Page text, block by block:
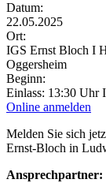
Datum:
22.05.2025
Ort:
IGS Ernst Bloch I
Oggersheim
Beginn:
Einlass: 13:30 Uhr
Online anmelden
Melden Sie sich
Ernst-Bloch in
Ansprechpartner: